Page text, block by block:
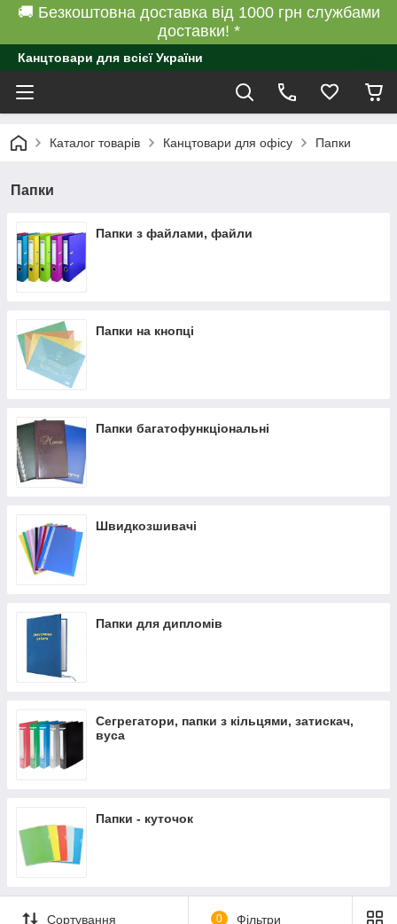
🚚 Безкоштовна доставка від 1000 грн службами
доставки! *
Канцтовари для всієї України
Каталог товарів Канцтовари для офісу Папки
Папки
Папки з файлами, файли
Папки на кнопці
Папки багатофункціональні
Швидкозшивачі
Папки для дипломів
Сегрегатори, папки з кільцями, затискач,
вуса
Папки - куточок
Сортування 0 Фільтри